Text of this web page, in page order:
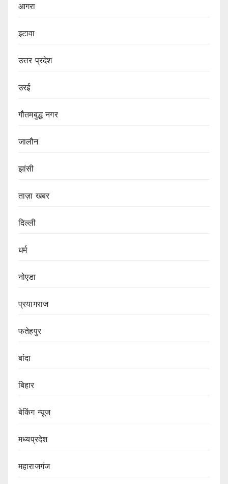
आगरा
इटावा
उत्तर प्रदेश
उरई
गौतमबुद्ध नगर
जालौन
झांसी
ताज़ा खबर
दिल्ली
धर्म
नोएडा
प्रयागराज
फतेहपुर
बांदा
बिहार
बेकिंग न्यूज
मध्यप्रदेश
महाराजगंज